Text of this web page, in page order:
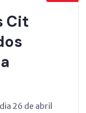
Cit
26 de abril